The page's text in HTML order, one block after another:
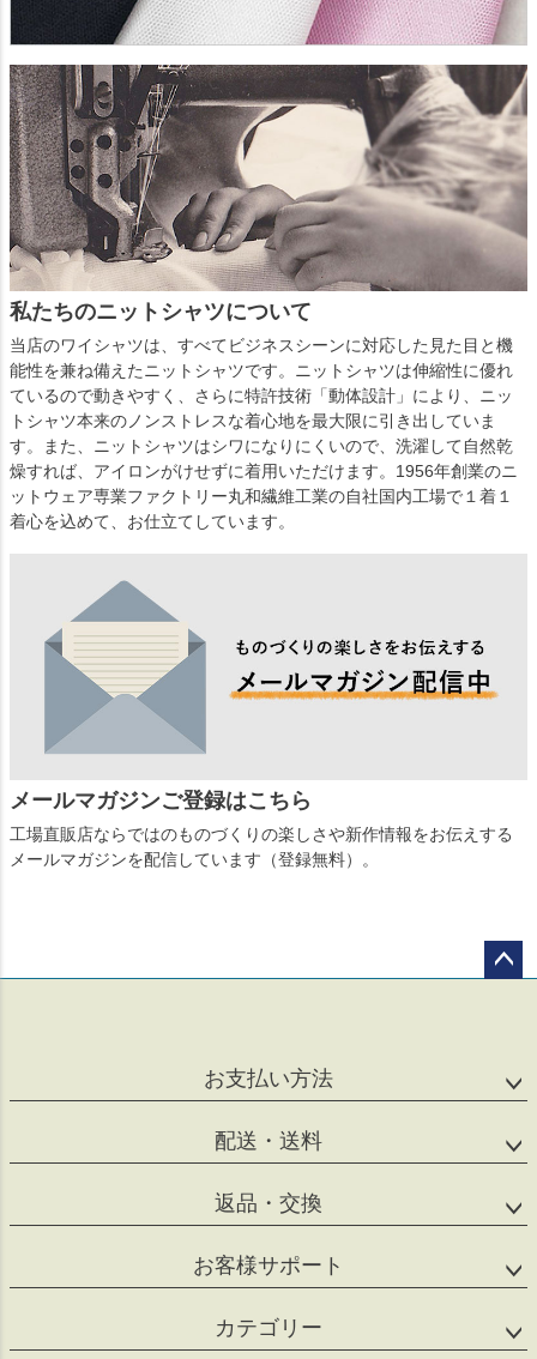
私たちのニットシャツについて
当店のワイシャツは、すべてビジネスシーンに対応した見た目と機
能性を兼ね備えたニットシャツです。ニットシャツは伸縮性に優れ
ているので動きやすく、さらに特許技術「動体設計」により、ニッ
トシャツ本来のノンストレスな着心地を最大限に引き出していま
す。また、ニットシャツはシワになりにくいので、洗濯して自然乾
燥すれば、アイロンがけせずに着用いただけます。1956年創業のニ
ットウェア専業ファクトリー丸和繊維工業の自社国内工場で１着１
着心を込めて、お仕立てしています。
メールマガジンご登録はこちら
工場直販店ならではのものづくりの楽しさや新作情報をお伝えする
メールマガジンを配信しています（登録無料）。
お支払い方法
配送・送料
返品・交換
お客様サポート
カテゴリー